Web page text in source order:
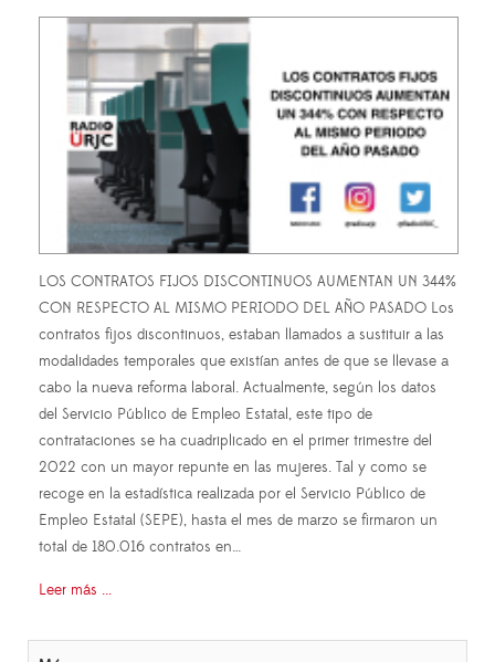
LOS CONTRATOS FIJOS DISCONTINUOS AUMENTAN UN 344%
CON RESPECTO AL MISMO PERIODO DEL AÑO PASADO Los
contratos fijos discontinuos, estaban llamados a sustituir a las
modalidades temporales que existían antes de que se llevase a
cabo la nueva reforma laboral. Actualmente, según los datos
del Servicio Público de Empleo Estatal, este tipo de
contrataciones se ha cuadriplicado en el primer trimestre del
2022 con un mayor repunte en las mujeres. Tal y como se
recoge en la estadística realizada por el Servicio Público de
Empleo Estatal (SEPE), hasta el mes de marzo se firmaron un
total de 180.016 contratos en…
Leer más ...